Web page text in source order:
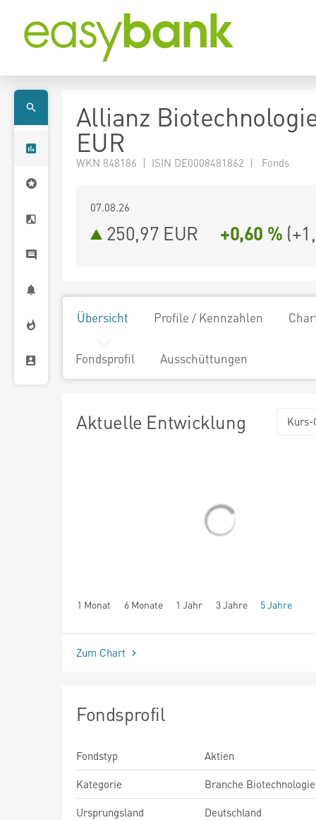
Allianz
EUR
WKN 848186 | ISIN DE0008481862 | Fonds
07.08.26
250,97 EUR +0,60 % (
Übersicht Profile / Kennzahlen
Fondsprofil Ausschüttungen
Aktuelle Entwicklung Kurs-
1 Monat 6 Monate 1 Jahr 3 Jahre 5 Jahre
seit Beginn
Zum Chart
Fondsprofil
Fondstyp
Aktien
Kategorie
Branche Biotechnologie
Ursprungsland
Deutschland